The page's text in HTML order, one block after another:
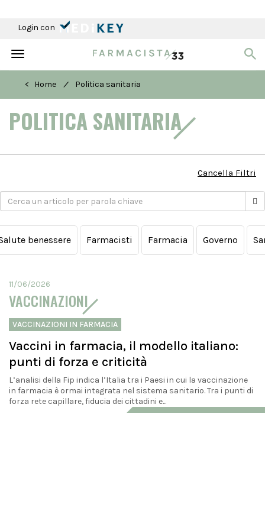
Login con
Toggle
< Home
/ Politica sanitaria
POLITICA SANITARIA
Cancella Filtri
benessere Farmacisti Farmacia Governo
11/06/2026
VACCINAZIONI
VACCINAZIONI IN FARMACIA
Vaccini in farmacia, il modello italiano:
punti di forza e criticità
L’analisi della Fip indica l’Italia tra i Paesi in cui la vaccinazione
in farmacia è ormai integrata nel sistema sanitario. Tra i punti di
forza rete capillare, fiducia dei cittadini e...